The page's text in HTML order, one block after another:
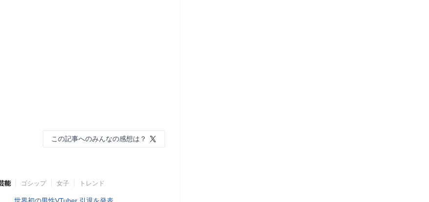
この記事へのみんなの感想は？
能 ゴシップ 女子 トレンド
世界初の男性VTuber 引退を発表